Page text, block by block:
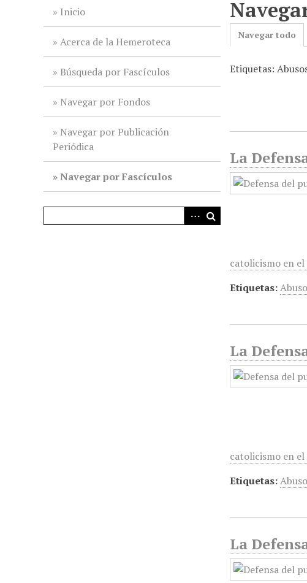
Inicio
Acerca de la Hemeroteca
Búsqueda por Fascículos
Navegar por Fondos
Navegar por Publicación
Periódica
Navegar por Fascículos
Navegar todo
Etiquetas:
La
catolicismo en
Etiquetas:
La
catolicismo en
Etiquetas:
La